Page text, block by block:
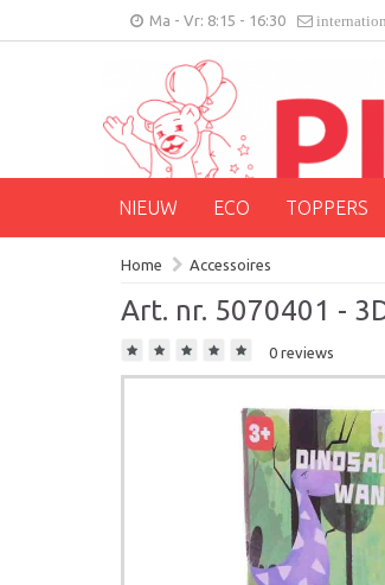
Ma - Vr: 8:15 - 16:30
NIEUW ECO TOPPERS
Home Accessoires
Art. nr. 5070401 -
0 reviews